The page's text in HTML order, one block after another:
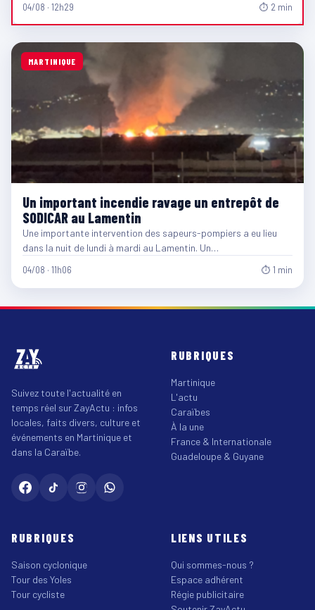
04/08 · 12h29 ⏱ 2 min
MARTINIQUE
Un important incendie ravage un entrepôt de
SODICAR au Lamentin
Une importante intervention des sapeurs-pompiers a eu lieu
dans la nuit de lundi à mardi au Lamentin. Un…
04/08 · 11h06 ⏱ 1 min
Suivez toute l'actualité en
temps réel sur ZayActu : infos
locales, faits divers, culture et
événements en Martinique et
dans la Caraïbe.
RUBRIQUES
Martinique
L'actu
Caraïbes
À la une
France & Internationale
Guadeloupe & Guyane
RUBRIQUES
Saison cyclonique
Tour des Yoles
Tour cycliste
LIENS UTILES
Qui sommes-nous ?
Espace adhérent
Régie publicitaire